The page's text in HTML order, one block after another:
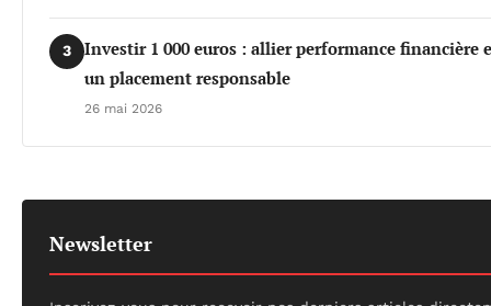
3
Investir 1 000 euros : allier performance financière
un placement responsable
26 mai 2026
Newsletter